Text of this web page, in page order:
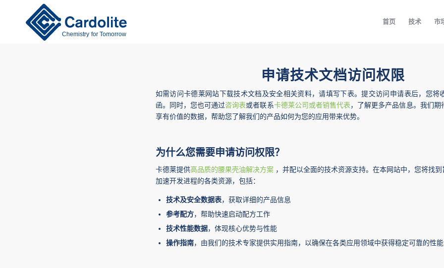
Chemistry for Tomorrow
首页 技术 市
申请技术文档访问权限
如需访问卡德莱网站下载技术文档及安全相关资料，请填写下表。提交访问申请表后，您将
函。同时，您也可通过咨询表或者联系卡德莱公司或者销售代表，了解更多产品信息。我们
享有价值的数据，帮助您了解我们的产品如何为您的应用带来优势。
为什么您需要申请访问权限？
卡德莱提供高品质的腰果壳油解决方案，并配以全面的技术资源支持。在本网站中，您将找到
加速开发进程的各类资源，包括：
技术及安全数据表，获取详细的产品信息
参考配方，帮助快速启动配方工作
技术性能数据，体现核心优势与性能
操作指南，由我们的技术专家提供实用指南，以确保在各类应用领域中获得稳定可靠的性